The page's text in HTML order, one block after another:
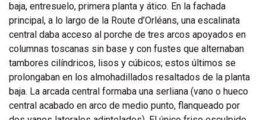
baja, entresuelo, primera planta y ático. En la fachada
principal, a lo largo de la Route d’Orléans, una escalinata
central daba acceso al porche de tres arcos apoyados en
columnas toscanas sin base y con fustes que alternaban
tambores cilíndricos, lisos y cúbicos; estos últimos se
prolongaban en los almohadillados resaltados de la planta
baja. La arcada central formaba una serliana (vano o hueco
central acabado en arco de medio punto, flanqueado por